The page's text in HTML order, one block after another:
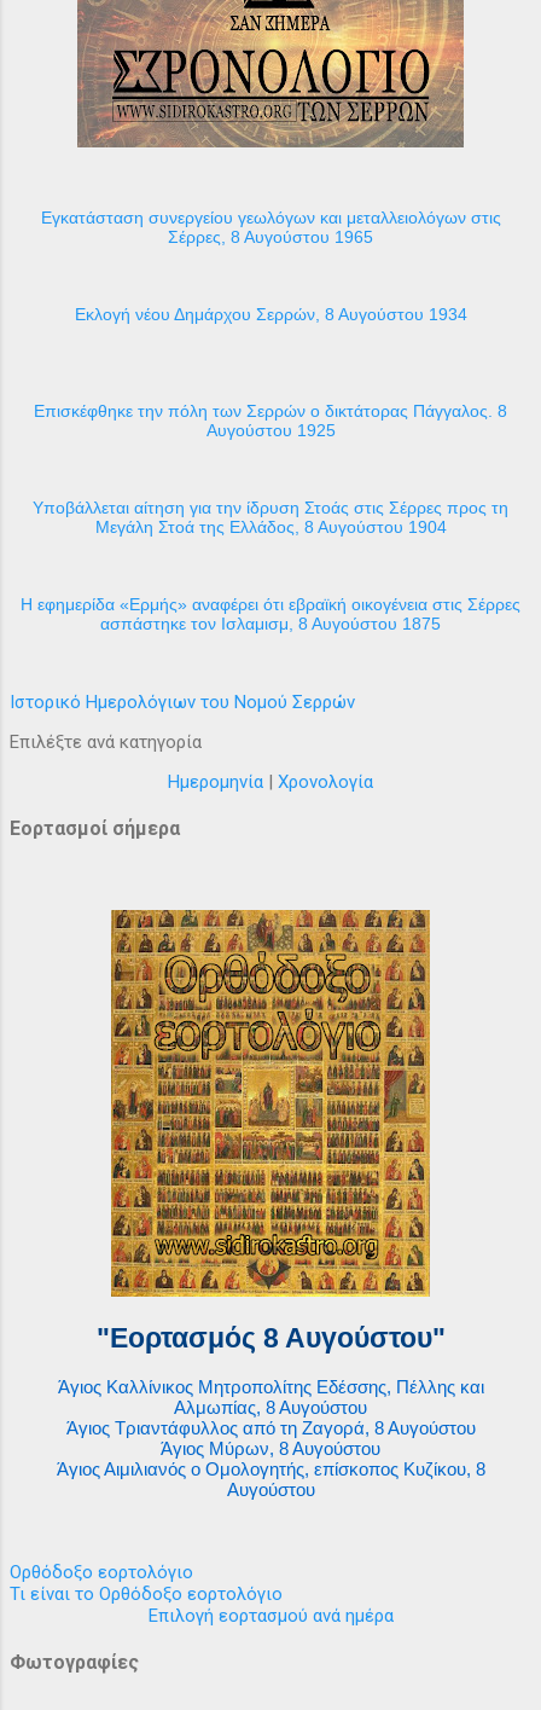
Εγκατάσταση συνεργείου γεωλόγων και μεταλλειολόγων στις
Σέρρες, 8 Αυγούστου 1965
Εκλογή νέου Δημάρχου Σερρών, 8 Αυγούστου 1934
Επισκέφθηκε την πόλη των Σερρών ο δικτάτορας Πάγγαλος. 8
Αυγούστου 1925
Υποβάλλεται αίτηση για την ίδρυση Στοάς στις Σέρρες προς τη
Μεγάλη Στοά της Ελλάδος, 8 Αυγούστου 1904
H εφημερίδα «Ερμής» αναφέρει ότι εβραϊκή οικογένεια στις Σέρρες
ασπάστηκε τον Ισλαμισμ, 8 Αυγούστου 1875
Ιστορικό Ημερολόγιων του Νομού Σερρών
Επιλέξτε ανά κατηγορία
Ημερομηνία | Χρονολογία
Εορτασμοί σήμερα
"Εορτασμός 8 Αυγούστου"
Άγιος Καλλίνικος Μητροπολίτης Εδέσσης, Πέλλης και
Αλμωπίας, 8 Αυγούστου
Άγιος Τριαντάφυλλος από τη Ζαγορά, 8 Αυγούστου
Άγιος Μύρων, 8 Αυγούστου
Άγιος Αιμιλιανός ο Ομολογητής, επίσκοπος Κυζίκου, 8
Αυγούστου
Ορθόδοξο εορτολόγιο
Τι είναι το Ορθόδοξο εορτολόγιο
Επιλογή εορτασμού ανά ημέρα
Φωτογραφίες